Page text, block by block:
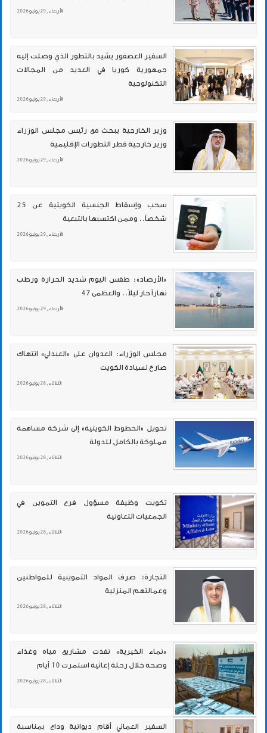
الأربعاء , 29 يوليو 2026
السفير العصفور يشيد بالتطور الذي وصلت إليه
جمهورية كوريا في العديد من المجالات
التكنولوجية
الأربعاء , 29 يوليو 2026
وزير الخارجية يبحث مع رئيس مجلس الوزراء
وزير خارجية قطر التطورات الإقليمية
الأربعاء , 29 يوليو 2026
سحب وإسقاط الجنسية الكويتية عن 25
شخصاً.. وممن اكتسبها بالتبعية
الأربعاء , 29 يوليو 2026
«الأرصاد»: طقس اليوم شديد الحرارة ورطب
نهاراً حار ليلاً.. والعظمى 47
الأربعاء , 29 يوليو 2026
مجلس الوزراء: العدوان على «العبدلي» انتهاك
صارخ لسيادة الكويت
الثلاثاء , 28 يوليو 2026
تحويل «الخطوط الكويتية» إلى شركة مساهمة
مملوكة بالكامل للدولة
الثلاثاء , 28 يوليو 2026
تكويت وظيفة مسؤول فرع التموين في
الجمعيات التعاونية
الثلاثاء , 28 يوليو 2026
التجارة: صرف المواد التموينية للمواطنين
وعمالتهم المنزلية
الثلاثاء , 28 يوليو 2026
«نماء الخيرية» نفذت مشاريع مياه وغذاء
وصحة خلال رحلة إغاثية استمرت 10 أيام
الثلاثاء , 28 يوليو 2026
السفير العماني أقام ديوانية وداع بمناسبة